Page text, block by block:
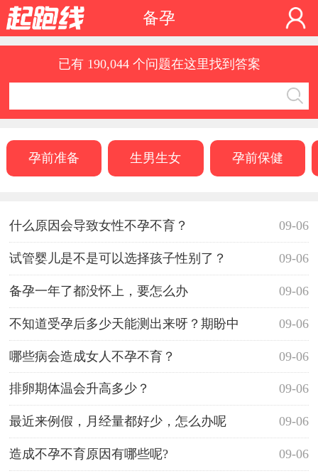
备孕
已有 190,044 个问题在这里找到答案
孕前准备 生男生女 孕前保健
09-06
什么原因会导致女性不孕不育？
09-06
试管婴儿是不是可以选择孩子性别了？
09-06
备孕一年了都没怀上，要怎么办
09-06
不知道受孕后多少天能测出来呀？期盼中
09-06
哪些病会造成女人不孕不育？
09-06
排卵期体温会升高多少？
09-06
最近来例假，月经量都好少，怎么办呢
09-06
造成不孕不育原因有哪些呢?